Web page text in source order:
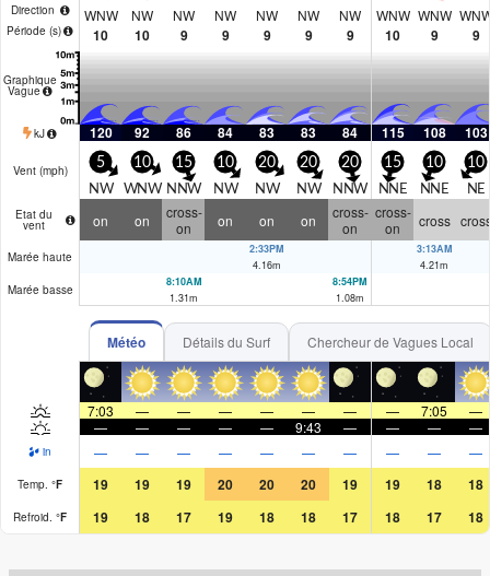
Direction
Période (s)
WNW
10
NW
10
NW
9
NW
9
NW
9
NW
9
NW
9
WNW
10
WNW
9 9
Graphique
Vague
kJ 120 92 86 84 83 83 84 115 108 103
Vent (mph) 5
NW
10
WNW
15
NNW
10
NW
20
NW
20
NW
20
NNW
15
NNE
10
NNE
10
NE
Etat du
vent on on
cross-
on
on on on
cross-
on
cross-
on
cross
Marée haute
2:33PM
4.16m
3:13AM
4.21m
Marée basse
8:10AM
1.31m
8:54PM
1.08m
Météo Détails du Surf Chercheur de Vagues Local
7:03 — — — — — — — 7:05
—
—
— — — — 9:43 — — — —
in — — — — — — — — — —
Temp. °F 19 19 19 20 20 20 19 19 18 18
Refroid. °F 19 18 17 19 18 18 17 18 17 18